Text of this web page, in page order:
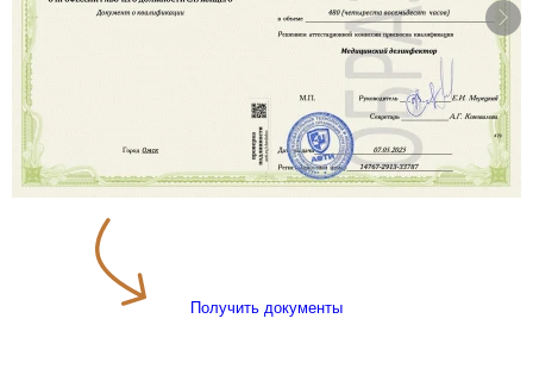
Получить документы